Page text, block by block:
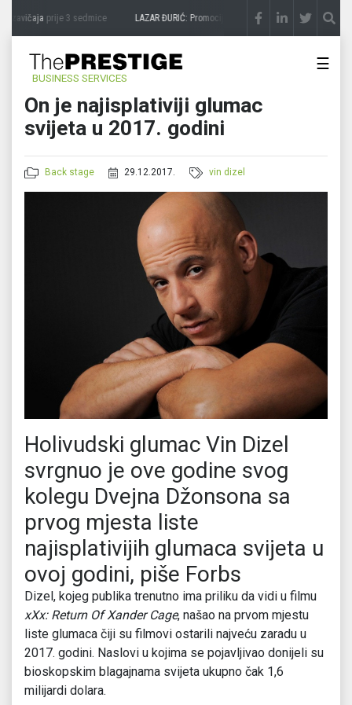
zavičajaprije 3 sedmice LAZAR ĐURIĆ: Promocija potencijal pretvara u destinaciju
BUSINESS SERVICES
☰
On je najisplativiji glumac
svijeta u 2017. godini
Back stage 29.12.2017. vin dizel
Holivudski glumac Vin Dizel
svrgnuo je ove godine svog
kolegu Dvejna Džonsona sa
prvog mjesta liste
najisplativijih glumaca svijeta u
ovoj godini, piše Forbs
Dizel, kojeg publika trenutno ima priliku da vidi u filmu
xXx: Return Of Xander Cage, našao na prvom mjestu
liste glumaca čiji su filmovi ostarili najveću zaradu u
2017. godini. Naslovi u kojima se pojavljivao donijeli su
bioskopskim blagajnama svijeta ukupno čak 1,6
milijardi dolara.